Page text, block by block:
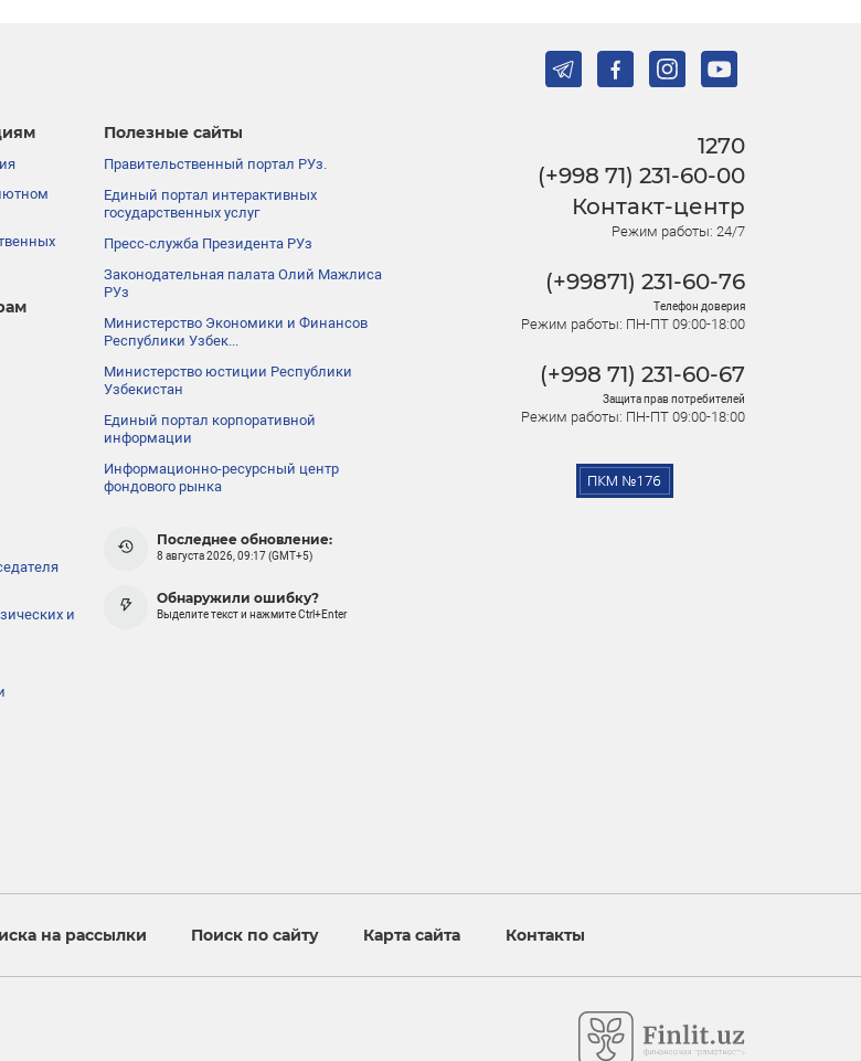
и
Полезные сайты
Правительственный портал РУз.
Единый портал интерактивных
государственных услуг
Пресс-служба Президента РУз
Законодательная палата Олий Мажлиса
РУз
Министерство Экономики и Финансов
Республики Узбек...
Министерство юстиции Республики
Узбекистан
Единый портал корпоративной
информации
Информационно-ресурсный центр
фондового рынка
Последнее обновление:
8 августа 2026, 09:17 (GMT+5)
Обнаружили ошибку?
Выделите текст и нажмите Ctrl+Enter
1270
(+998 71) 231-60-00
Контакт-центр
Режим работы: 24/7
(+99871) 231-60-76
Телефон доверия
Режим работы: ПН-ПТ 09:00-18:00
(+998 71) 231-60-67
Защита прав потребителей
Режим работы: ПН-ПТ 09:00-18:00
на рассылки Поиск по сайту Карта сайта Контакты